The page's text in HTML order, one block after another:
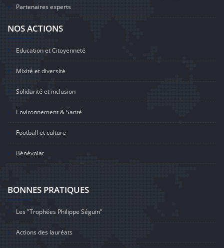
Partenaires experts
NOS ACTIONS
Education et Citoyenneté
Mixité et diversité
Solidarité et inclusion
Environnement & Santé
Football et culture
Bénévolat
BONNES PRATIQUES
Les "Trophées Philippe Séguin"
Actions des lauréats